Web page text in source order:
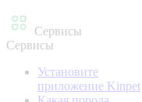
Сервисы
Сервисы
Установите
приложение Kinpet